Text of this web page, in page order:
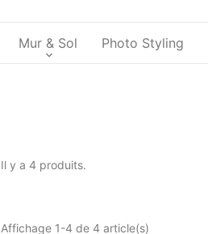
Mur & Sol Photo Styling
Il y a 4 produits.
Affichage 1-4 de 4 article(s)